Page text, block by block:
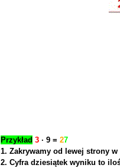
Przykład 3 ∙ 9 = 27
1. Zakrywamy od lewej strony w
2. Cyfra dziesiątek wyniku to